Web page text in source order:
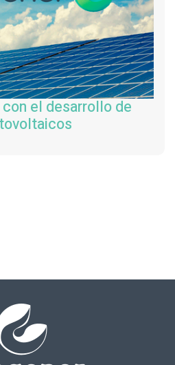
el desarrollo de